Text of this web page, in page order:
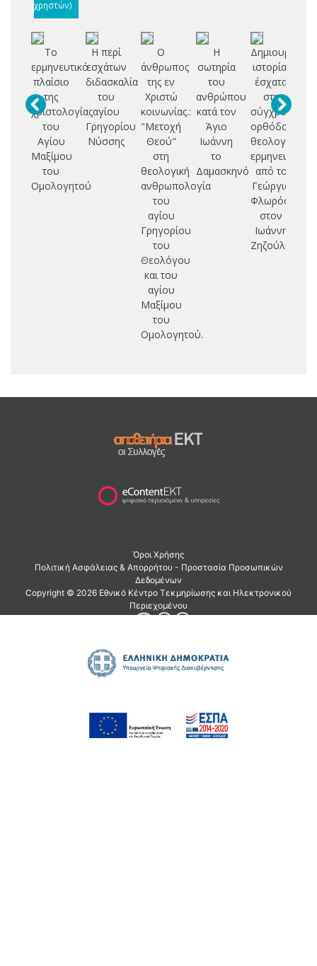
χρηστών)
Το
ερμηνευτικό
πλαίσιο
της
χριστολογίας
του
Αγίου
Μαξίμου
του
Ομολογητού
Η περί
εσχάτων
διδασκαλία
του
αγίου
Γρηγορίου
Νύσσης
Ο
άνθρωπος
της εν
Χριστώ
κοινωνίας.:
"Μετοχή
Θεού"
στη
θεολογική
ανθρωπολογία
του
αγίου
Γρηγορίου
του
Θεολόγου
και του
αγίου
Μαξίμου
του
Ομολογητού.
Η
σωτηρία
του
ανθρώπου
κατά τον
Άγιο
Ιωάννη
το
Δαμασκηνό
Δημιουργία,
ιστορία,
έσχατα
στη
σύγχρονη
ορθόδοξη
θεολογική
ερμηνευτική:
από το
Γεώργιο
Φλωρόφσκυ
στον
Ιωάννη
Ζηζούλια